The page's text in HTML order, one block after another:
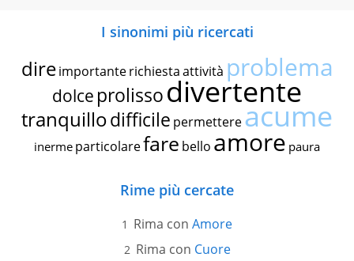
I sinonimi più ricercati
dire importante richiestaattività problema
dolce prolissodivertente
tranquillodifficile permettereacume
inerme particolarefare bello amore paura
Rime più cercate
Rima con Amore
Rima con Cuore